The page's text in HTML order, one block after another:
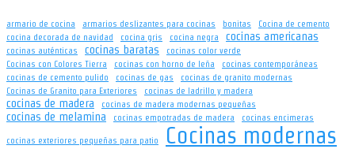
armario de cocina armarios deslizantes para cocinas bonitas
Cocina de cemento
cocina decorada de navidad
cocina gris cocina negra cocinas americanas
cocinas auténticas cocinas baratas
cocinas color verde
Cocinas con Colores Tierra
cocinas con horno de leña
cocinas contemporáneas
cocinas de cemento pulido
cocinas de gas
cocinas de granito modernas
Cocinas de Granito para Exteriores
cocinas de ladrillo y madera
cocinas de madera cocinas de madera modernas pequeñas
cocinas de melamina cocinas empotradas de madera cocinas encimeras
cocinas exteriores pequeñas para patio Cocinas modernas